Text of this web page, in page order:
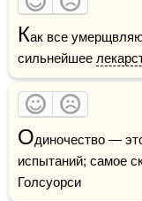
Как все
сильнейшее
Одиночество —
испытаний; самое
Голсуорси